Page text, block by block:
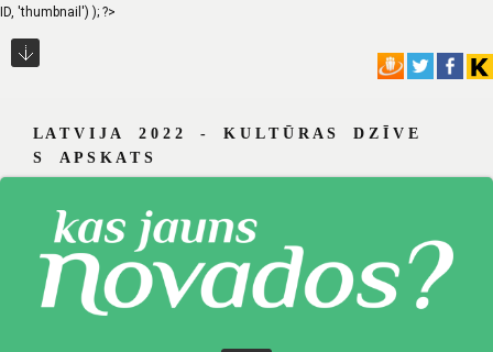
ID, 'thumbnail') ); ?>
L A T V I J A 2 0 2 2 - K U L T Ū R A S D Z Ī V E
S A P S K A T S